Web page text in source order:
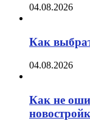
04.08.2026
Как
04.08.2026
Как не